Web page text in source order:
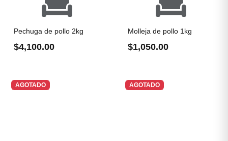
Pechuga de pollo 2kg
$4,100.00
Molleja de pollo 1kg
$1,050.00
AGOTADO AGOTADO